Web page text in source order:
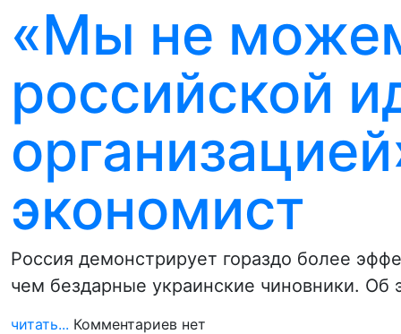
«Мы не
российской
экономист
Россия демонстрирует гораздо более
чем бездарные украинские чиновники. Об
читать... Комментариев нет